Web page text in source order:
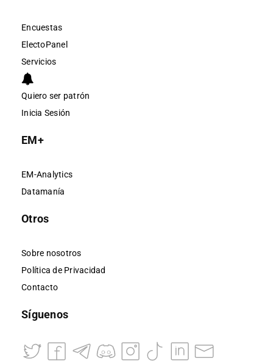
Encuestas
ElectoPanel
Servicios
Quiero ser patrón
Inicia Sesión
EM+
EM-Analytics
Datamanía
Otros
Sobre nosotros
Política de Privacidad
Contacto
Síguenos